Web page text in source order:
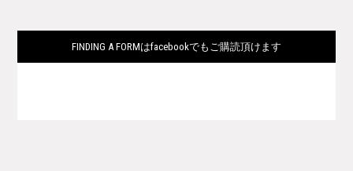
FINDING A FORMはfacebookでもご購読頂けます